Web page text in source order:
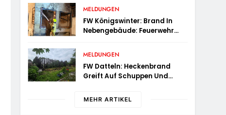
MELDUNGEN
FW Königswinter: Brand In
Nebengebäude: Feuerwehr
Wohnhäuser
MELDUNGEN
FW Datteln: Heckenbrand
Greift Auf Schuppen Und
MEHR ARTIKEL